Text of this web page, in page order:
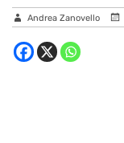
Andrea Zanovello